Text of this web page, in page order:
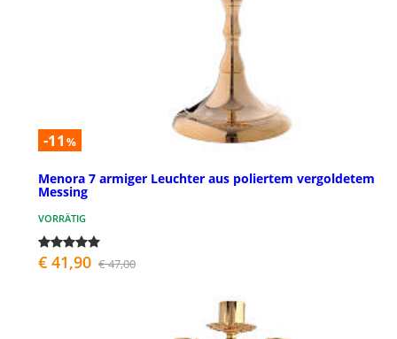
-11 %
Menora 7 armiger Leuchter aus poliertem vergoldetem
Messing
VORRÄTIG
€ 41,90 € 47,00